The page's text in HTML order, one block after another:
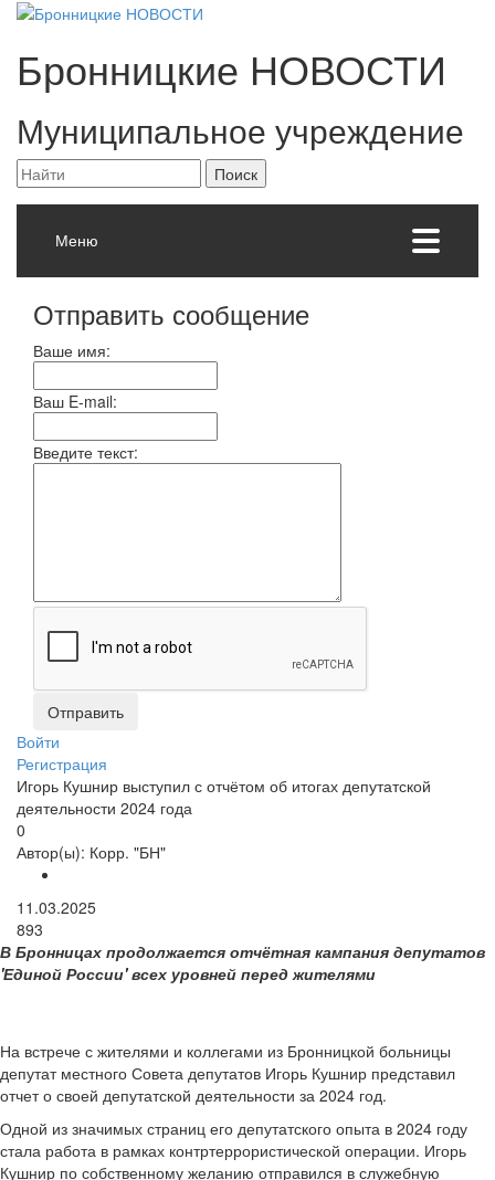
Бронницкие НОВОСТИ
Муниципальное учреждение
Меню
Отправить сообщение
Ваше имя:
Ваш E-mail:
Введите текст:
Войти
Регистрация
Игорь Кушнир выступил с отчётом об итогах депутатской
деятельности 2024 года
0
Автор(ы): Корр. "БН"
11.03.2025
893
В Бронницах продолжается отчётная кампания депутатов
'Единой России' всех уровней перед жителями
На встрече с жителями и коллегами из Бронницкой больницы
депутат местного Совета депутатов Игорь Кушнир представил
отчет о своей депутатской деятельности за 2024 год.
Одной из значимых страниц его депутатского опыта в 2024 году
стала работа в рамках контртеррористической операции. Игорь
Кушнир по собственному желанию отправился в служебную